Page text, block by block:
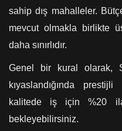
sahip dış mahalleler.
mevcut olmakla birlikte
daha sınırlıdır.
Genel bir kural olarak,
kıyaslandığında
kalitede iş için %20
bekleyebilirsiniz.